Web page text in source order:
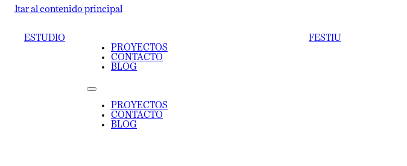
al contenido principal
ESTUDIO
PROYECTOS
CONTACTO
BLOG
PROYECTOS
CONTACTO
BLOG
FESTIU